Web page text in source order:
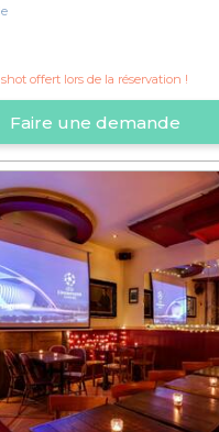
offert lors de la réservation !
Faire une demande